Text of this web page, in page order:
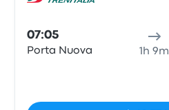
07:05
Porta Nuova 1h 9m